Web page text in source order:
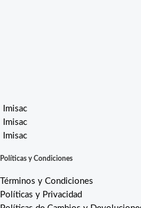
Imisac
Imisac
Imisac
Políticas y Condiciones
Términos y Condiciones
Políticas y Privacidad